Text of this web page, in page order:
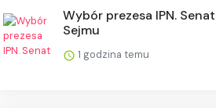
Wybór prezesa IPN.
Sejmu
1 godzina temu